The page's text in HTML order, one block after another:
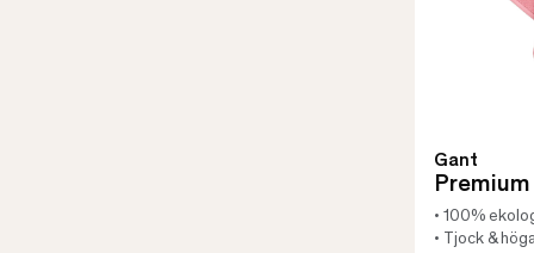
Gant
• 100%
• Tjock &